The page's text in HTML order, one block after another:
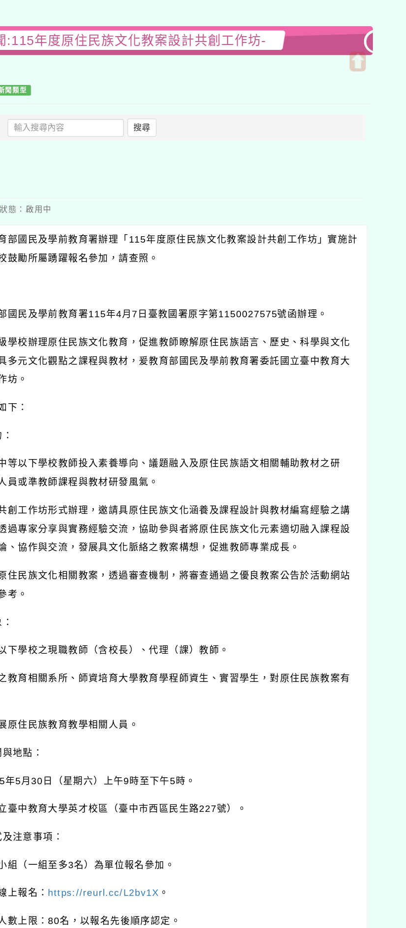
:115年度原住民族文化教案設計共創工作坊-
聞類型
搜尋
態：啟用中
部國民及學前教育署辦理「 115年度原住民族文化教案設計共創工作坊」實施計
鼓勵所屬踴躍報名參加，請查照。
國民及學前教育署115年4月 7 日臺教國署原字第1150027575號函辦理。
學校辦理原住民族文化教育，促進教師瞭解原住民族語言、歷史、科學與文化
多元文化觀點之課程與教材，爰教育部國民及學前教育署委託國立臺中教育大
坊。
下：
等以下學校教師投入素養導向、議題融入及原住民族語文相關輔助教材之研
員或準教師課程與教材研發風氣。
創工作坊形式辦理，邀請具原住民族文化涵養及課程設計與教材編寫經驗之講
過專家分享與實務經驗交流，協助參與者將原住民族文化元素適切融入課程設
、協作與交流，發展具文化脈絡之教案構想，促進教師專業成長。
住民族文化相關教案，透過審查機制，將審查通過之優良教案公告於活動網站
考。
下學校之現職教師（含校長）、代理（課）教師。
教育相關系所、師資培育大學教育學程師資生、實習學生，對原住民族教案有
原住民族教育教學相關人員。
地點：
年5月30 日（星期六）上午9時至下午5時。
臺中教育大學英才校區（臺中市西區民生路227號）。
注意事項：
組（一組至多3名）為單位報名參加。
上報名： https://reurl.cc/L2bv1X 。
數上限：80名，以報名先後順序認定。